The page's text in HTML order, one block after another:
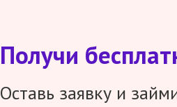
Получи
Оставь заявку и